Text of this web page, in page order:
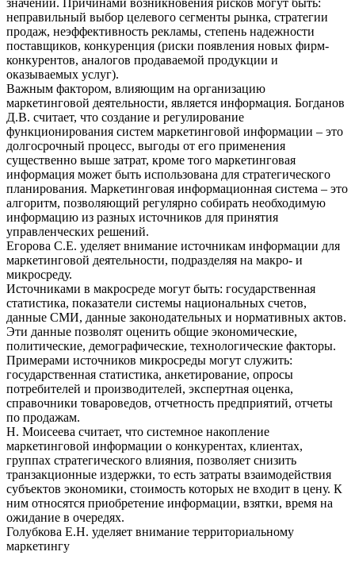
значений. Причинами возникновения рисков могут быть:
неправильный выбор целевого сегменты рынка, стратегии
продаж, неэффективность рекламы, степень надежности
поставщиков, конкуренция (риски появления новых фирм-
конкурентов, аналогов продаваемой продукции и
оказываемых услуг).
Важным фактором, влияющим на организацию
маркетинговой деятельности, является информация. Богданов
Д.В. считает, что создание и регулирование
функционирования систем маркетинговой информации – это
долгосрочный процесс, выгоды от его применения
существенно выше затрат, кроме того маркетинговая
информация может быть использована для стратегического
планирования. Маркетинговая информационная система – это
алгоритм, позволяющий регулярно собирать необходимую
информацию из разных источников для принятия
управленческих решений.
Егорова С.Е. уделяет внимание источникам информации для
маркетинговой деятельности, подразделяя на макро- и
микросреду.
Источниками в макросреде могут быть: государственная
статистика, показатели системы национальных счетов,
данные СМИ, данные законодательных и нормативных актов.
Эти данные позволят оценить общие экономические,
политические, демографические, технологические факторы.
Примерами источников микросреды могут служить:
государственная статистика, анкетирование, опросы
потребителей и производителей, экспертная оценка,
справочники товароведов, отчетность предприятий, отчеты
по продажам.
Н. Моисеева считает, что системное накопление
маркетинговой информации о конкурентах, клиентах,
группах стратегического влияния, позволяет снизить
транзакционные издержки, то есть затраты взаимодействия
субъектов экономики, стоимость которых не входит в цену. К
ним относятся приобретение информации, взятки, время на
ожидание в очередях.
Голубкова Е.Н. уделяет внимание территориальному
маркетингу